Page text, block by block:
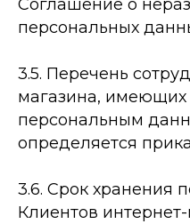
Соглашение о
персональных
3.5. Перечень
магазина, имеющих
персональным
определяется
3.6. Срок хранения
Клиентов